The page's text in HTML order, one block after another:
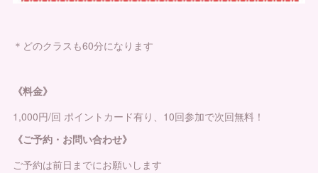
＊どのクラスも60分になります
《料金》
1,000円/回 ポイントカード有り、10回参加で次回無料！
《ご予約・お問い合わせ》
ご予約は前日までにお願いします